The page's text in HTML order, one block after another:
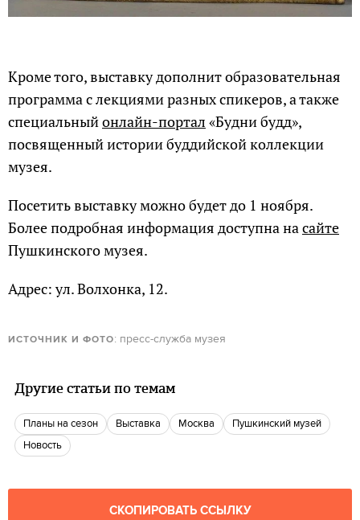
Кроме того, выставку дополнит образовательная
программа с лекциями разных спикеров, а также
специальныйонлайн-портал «Будни будд»,
посвященный истории буддийской коллекции
музея.
Посетить выставку можно будет до 1 ноября.
Более подробная информация доступна на сайте
Пушкинского музея.
Адрес: ул. Волхонка, 12.
ИСТОЧНИК И ФОТО: пресс-служба музея
Другие статьи по темам
Планы на сезон Выставка Москва
Пушкинский музей
Новость
СКОПИРОВАТЬ ССЫЛКУ